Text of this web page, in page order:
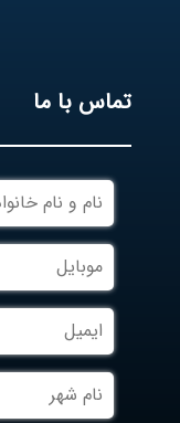
تماس با ما